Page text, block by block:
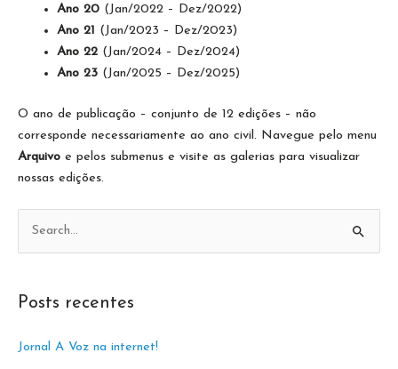
Ano 20(Jan/2022 – Dez/2022)
Ano 21 (Jan/2023 – Dez/2023)
Ano 22(Jan/2024 – Dez/2024)
Ano 23(Jan/2025 – Dez/2025)
O ano de publicação – conjunto de 12 edições – não
corresponde necessariamente ao ano civil. Navegue pelo menu
Arquivo e pelos submenus e visite as galerias para visualizar
nossas edições.
u
Posts recentes
Jornal A Voz na internet!